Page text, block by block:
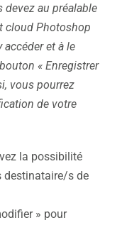
devez au préalable
cloud Photoshop
accéder et à le
« Enregistrer
vous pourrez
de votre
la possibilité
destinataire/s de
» pour